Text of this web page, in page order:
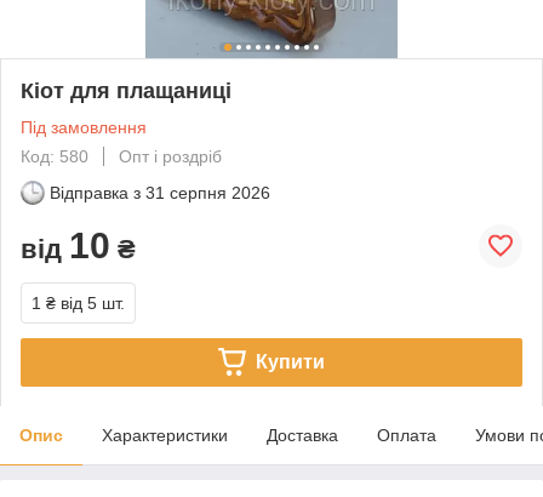
Кіот для плащаниці
Під замовлення
Код: 580
Опт і роздріб
Відправка з 31 серпня 2026
від 10 ₴
1 ₴ від 5 шт.
Купити
Опис Характеристики Доставка Оплата Умови